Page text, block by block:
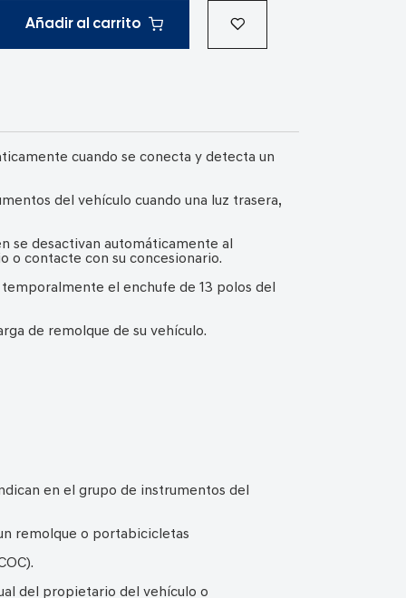
Añadir al carrito
cuando se conecta y detecta un
del vehículo cuando una luz trasera,
se desactivan automáticamente al
o contacte con su concesionario.
el enchufe de 13 polos del
de remolque de su vehículo.
en el grupo de instrumentos del
remolque o portabicicletas
del propietario del vehículo o